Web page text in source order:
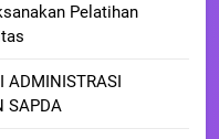
Pelatihan
ADMINISTRASI
SAPDA